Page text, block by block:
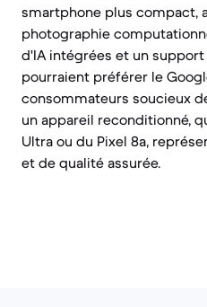
smartphone plus compact,
photographie
d'IA intégrées et un
pourraient préférer le
consommateurs soucieux
un appareil reconditionné,
Ultra ou du Pixel 8a,
et de qualité assurée.